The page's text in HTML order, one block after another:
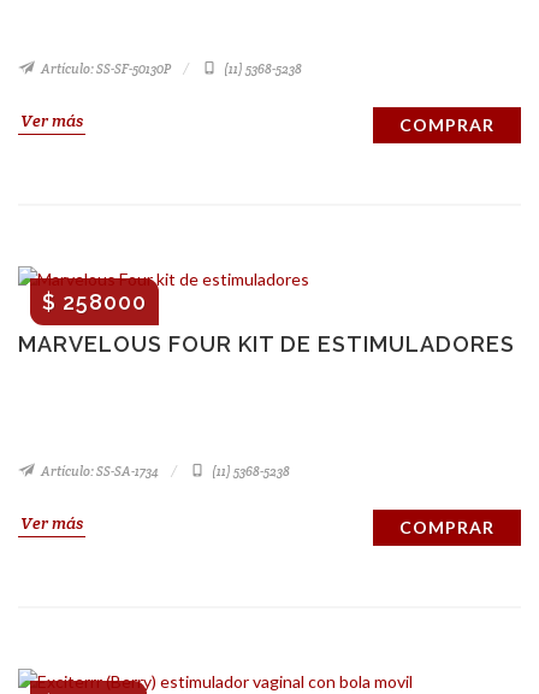
Artículo: SS-SF-50130P (11) 5368-5238
Ver más COMPRAR
MARVELOUS FOUR KIT DE ESTIMULADORES
$ 258000
Artículo: SS-SA-1734 (11) 5368-5238
Ver más COMPRAR